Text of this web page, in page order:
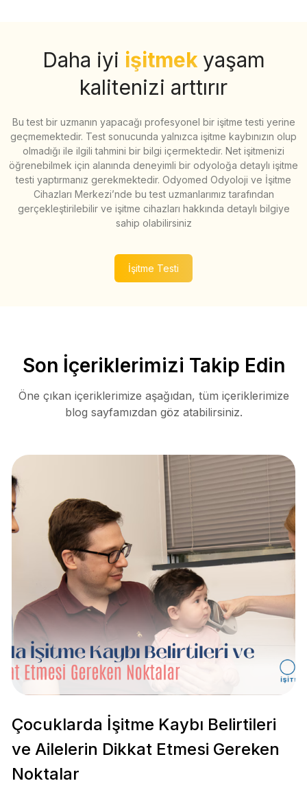
Daha iyi işitmek yaşam
kalitenizi arttırır
Bu test bir uzmanın yapacağı profesyonel bir işitme testi yerine
geçmemektedir. Test sonucunda yalnızca işitme kaybınızın olup
olmadığı ile ilgili tahmini bir bilgi içermektedir. Net işitmenizi
öğrenebilmek için alanında deneyimli bir odyoloğa detaylı işitme
testi yaptırmanız gerekmektedir. Odyomed Odyoloji ve İşitme
Cihazları Merkezi’nde bu test uzmanlarımız tarafından
gerçekleştirilebilir ve işitme cihazları hakkında detaylı bilgiye
sahip olabilirsiniz
İşitme Testi
Son İçeriklerimizi Takip Edin
Öne çıkan içeriklerimize aşağıdan, tüm içeriklerimize
blog sayfamızdan göz atabilirsiniz.
Çocuklarda İşitme Kaybı Belirtileri
ve Ailelerin Dikkat Etmesi Gereken
Noktalar